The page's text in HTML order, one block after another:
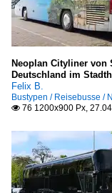
Neoplan Cityliner von
Deutschland im
Felix B.
Bustypen / Reisebusse /
 76 1200x900 Px,